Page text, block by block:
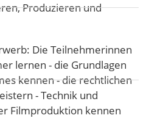
,Produzieren und
Die Teilnehmerinnen
lernen - die Grundlagen
kennen - die rechtlichen
- Technik und
Filmproduktion kennen